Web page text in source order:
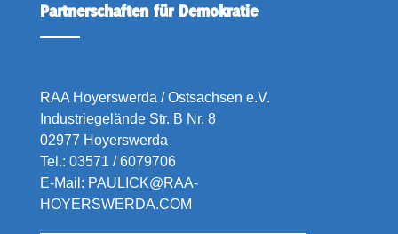
Partnerschaften für Demokratie
RAA Hoyerswerda / Ostsachsen e.V.
Industriegelände Str. B Nr. 8
02977 Hoyerswerda
Tel.: 03571 / 6079706
E-Mail: PAULICK@RAA-
HOYERSWERDA.COM